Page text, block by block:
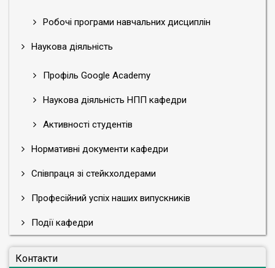
Робочі програми навчальних дисциплін
Наукова діяльність
Профіль Google Academy
Наукова діяльність НПП кафедри
Активності студентів
Нормативні документи кафедри
Співпраця зі стейкхолдерами
Професійний успіх наших випускників
Події кафедри
Контакти